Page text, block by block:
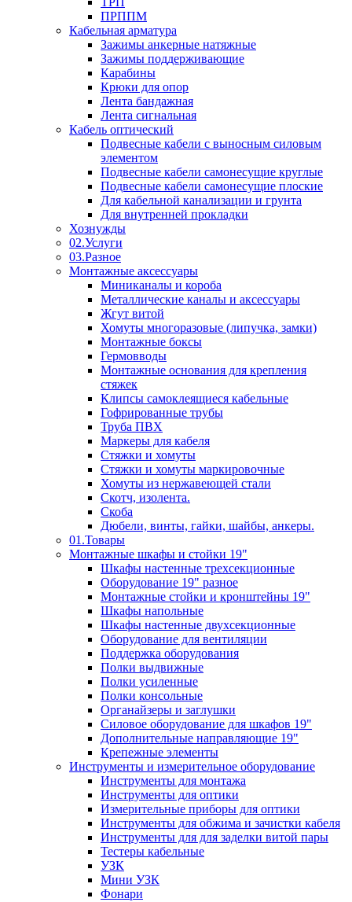
ПРППМ
Кабельная арматура
Зажимы анкерные натяжные
Зажимы поддерживающие
Карабины
Крюки для опор
Лента бандажная
Лента сигнальная
Кабель оптический
Подвесные кабели с выносным силовым
элементом
Подвесные кабели самонесущие круглые
Подвесные кабели самонесущие плоские
Для кабельной канализации и грунта
Для внутренней прокладки
Хознужды
02.Услуги
03.Разное
Монтажные аксессуары
Миниканалы и короба
Металлические каналы и аксессуары
Жгут витой
Хомуты многоразовые (липучка, замки)
Монтажные боксы
Гермовводы
Монтажные основания для крепления
стяжек
Клипсы самоклеящиеся кабельные
Гофрированные трубы
Труба ПВХ
Маркеры для кабеля
Стяжки и хомуты
Стяжки и хомуты маркировочные
Хомуты из нержавеющей стали
Скотч, изолента.
Скоба
Дюбели, винты, гайки, шайбы, анкеры.
01.Товары
Монтажные шкафы и стойки 19"
Шкафы настенные трехсекционные
Оборудование 19" разное
Монтажные стойки и кронштейны 19"
Шкафы напольные
Шкафы настенные двухсекционные
Оборудование для вентиляции
Поддержка оборудования
Полки выдвижные
Полки усиленные
Полки консольные
Органайзеры и заглушки
Силовое оборудование для шкафов 19"
Дополнительные направляющие 19"
Крепежные элементы
Инструменты и измерительное оборудование
Инструменты для монтажа
Инструменты для оптики
Измерительные приборы для оптики
Инструменты для обжима и зачистки кабеля
Инструменты для для заделки витой пары
Тестеры кабельные
УЗК
Мини УЗК
Фонари